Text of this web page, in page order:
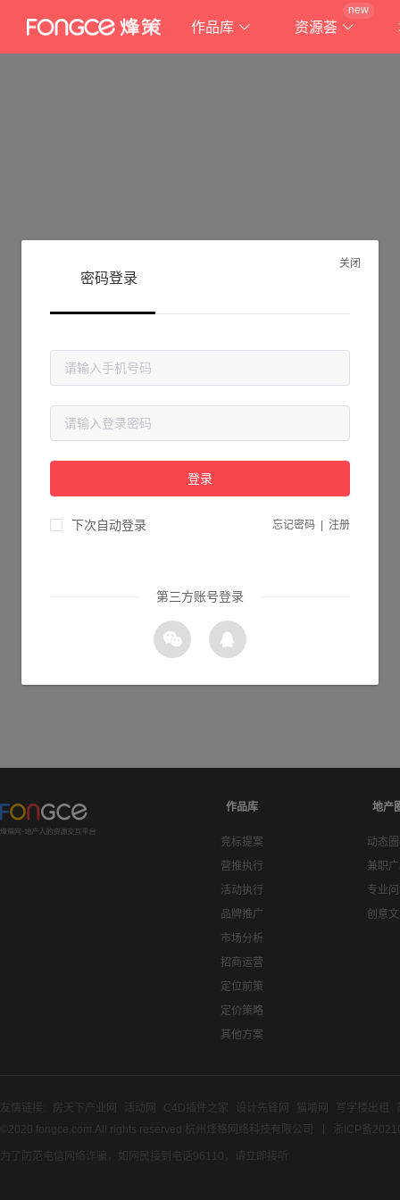
作品库 资源荟
new
抱歉!
请检查您输入的网址是否正确，或点击下面的按钮返回首页。
作品库
竞标提案
营推执行
活动执行
品牌推广
市场分析
招商运营
定位前策
定价策略
其他方案
地产
动态
兼职
专业
创意
友情链接: 房天下产业网 活动网 C4D插件之家 设计先锋网 猫啃网 写字楼出租
©2020 fongce.com.All rights reserved 杭州烽格网络科技有限公司
浙ICP备
为了防范电信网络诈骗，如网民接到电话96110，请立即接听
关闭
密码登录
登录
下次自动登录 忘记密码 注册
第三方账号登录